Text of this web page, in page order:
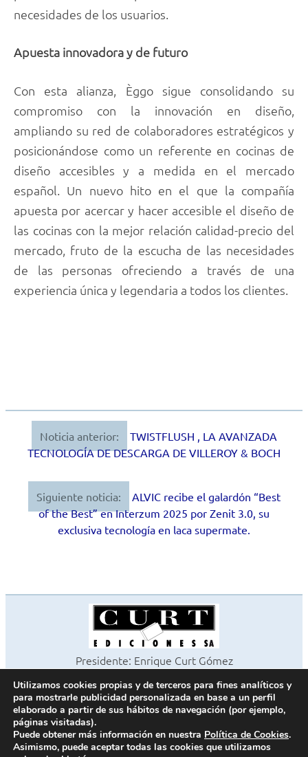
necesidades de los usuarios.
Apuesta innovadora y de futuro
Con esta alianza, Èggo sigue consolidando su
compromiso con la innovación en diseño,
ampliando su red de colaboradores estratégicos y
posicionándose como un referente en cocinas de
diseño accesibles y a medida en el mercado
español. Un nuevo hito en el que la compañía
apuesta por acercar y hacer accesible el diseño de
las cocinas con la mejor relación calidad-precio del
mercado, fruto de la escucha de las necesidades
de las personas ofreciendo a través de una
experiencia única y legendaria a todos los clientes.
Navegación
entradas
Noticia anterior:
TWISTFLUSH , LA AVANZADA
TECNOLOGÍA DE DESCARGA DE VILLEROY & BOCH
Siguiente noticia:
ALVIC recibe el galardón “Best
of the Best” en Interzum 2025 por Zenit 3.0, su
exclusiva tecnología en laca supermate.
Presidente: Enrique Curt Gómez
©2026 Revista Cocinas y Baños
Todos los derechos reservados
Paseo de Gracia, 63. 1º 2ª. 08008 Barcelona -
Fax 933 183 505
Utilizamos cookies propias y de terceros para fines analíticos y
para mostrarle publicidad personalizada en base a un perfil
elaborado a partir de sus hábitos de navegación (por ejemplo,
páginas visitadas).
Puede obtener más información en nuestra Política de Cookies.
Asimismo, puede aceptar todas las cookies que utilizamos